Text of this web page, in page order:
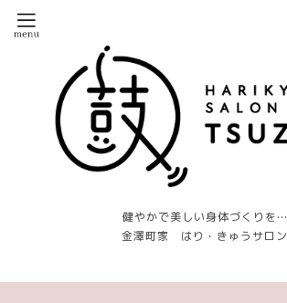
健やかで美しい身体づくりを…
金澤町家 はり・きゅうサロン